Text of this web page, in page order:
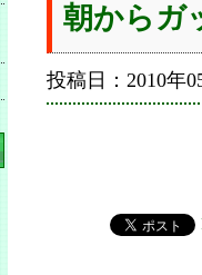
朝からガ
投稿日：2010年